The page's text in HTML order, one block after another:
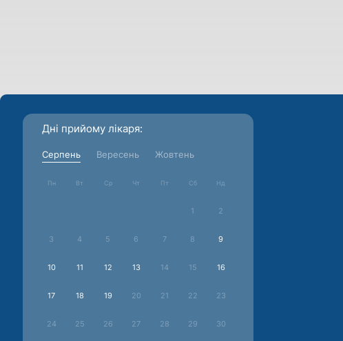
Дні прийому лікаря:
Серпень Вересень Жовтень
Пн Вт Ср Чт Пт Сб Нд
1 2
3 4 5 6 7 8 9
10 11 12 13 14 15 16
17 18 19 20 21 22 23
24 25 26 27 28 29 30